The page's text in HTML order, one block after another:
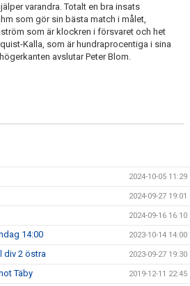
varandra. Totalt en bra insats
som gör sin bästa match i målet,
som är klockren i försvaret och het
Kalla, som är hundraprocentiga i sina
avslutar Peter Blom.
2024-10-05 11:29
2024-09-27 19:01
2024-09-16 16:10
14:00 2023-10-14 14:00
div 2 östra 2023-09-27 19:30
Täby 2019-12-11 22:45